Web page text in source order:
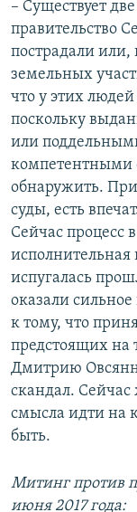
– Существует
правительство
пострадали или,
земельных
что у этих
поскольку
или
компетентными
обнаружить.
суды, есть
Сейчас процесс
исполнительная
испугалась
оказали
к тому, что
предстоящих на
Дмитрию
скандал.
смысла идти на
быть.
​Митинг против
июня 2017 года​: